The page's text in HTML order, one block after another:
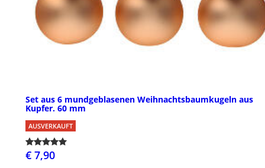
Set aus 6 mundgeblasenen Weihnachtsbaumkugeln aus
Kupfer. 60 mm
AUSVERKAUFT
€ 7,90